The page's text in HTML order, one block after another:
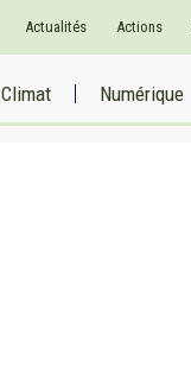
Actualités Actions
Climat Numérique